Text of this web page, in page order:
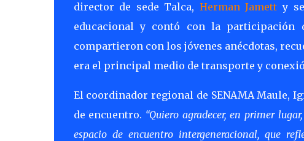
director de sede Talca, Herman Jametty
educacional y contó con la participación
compartieron con los jóvenes anécdotas,
era el principal medio de transporte y
El coordinador regional de SENAMA Maule,
de encuentro. “Quiero agradecer, en primer
espacio de encuentro intergeneracional, que